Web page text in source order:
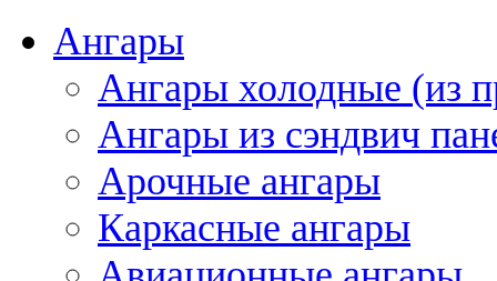
Ангары
Ангары холодные (из
Ангары из сэндвич
Арочные ангары
Каркасные ангары